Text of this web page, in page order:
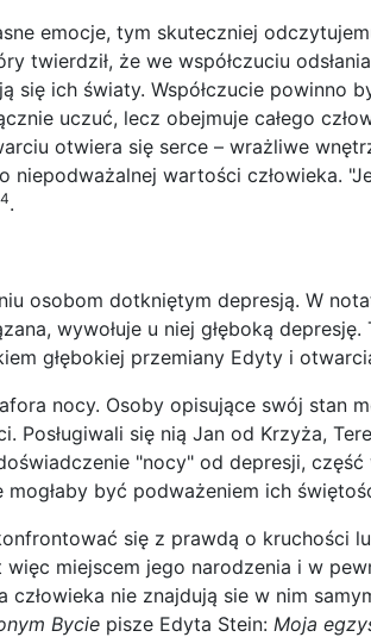
emocje, tym skuteczniej
twierdził, że we współczuciu
ich światy. Współczucie powinno
uczuć, lecz obejmuje całego
otwiera się serce – wrażliwe
niepodważalnej wartości człowieka.
.
osobom dotkniętym depresją. W
wywołuje u niej głęboką depresję.
głębokiej przemiany Edyty i
nocy. Osoby opisujące swój stan
się nią Jan od Krzyża,
"nocy" od depresji, część
być podważeniem ich
się z prawdą o kruchości
miejscem jego narodzenia i w
człowieka nie znajdują sie w nim
Bycie pisze Edyta Stein: Moja